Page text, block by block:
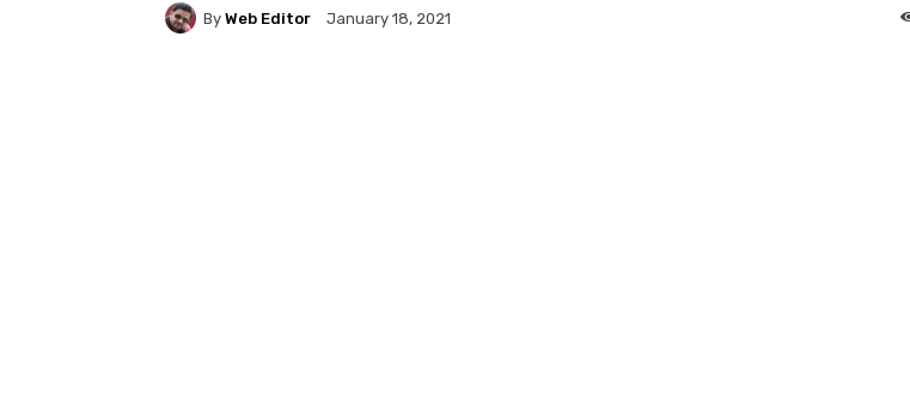
By Web Editor January 18, 2021